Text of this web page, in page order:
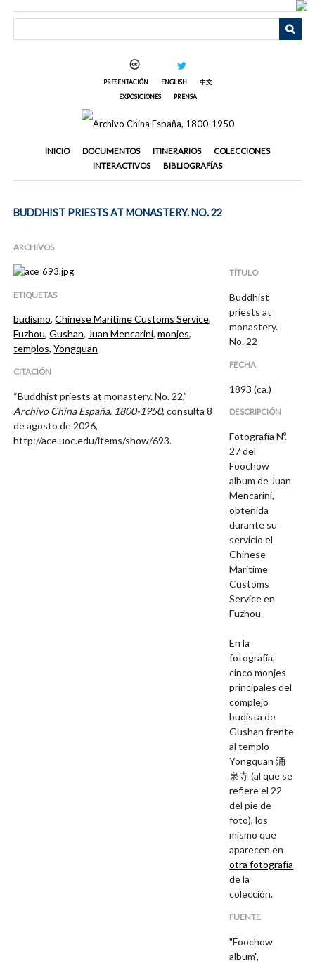
PRESENTACIÓN ENGLISH
中文
EXPOSICIONES
PRENSA
INICIO DOCUMENTOS ITINERARIOS
COLECCIONES
INTERACTIVOS
BIBLIOGRAFÍAS
BUDDHIST PRIESTS AT MONASTERY. NO. 22
ARCHIVOS
ETIQUETAS
budismo,Chinese Maritime Customs Service,
Fuzhou,Gushan,Juan Mencarini,monjes,
templos,Yongquan
CITACIÓN
“Buddhist priests at monastery. No. 22,”
Archivo China España, 1800-1950, consulta 8
de agosto de 2026,
http://ace.uoc.edu/items/show/693.
TÍTULO
Buddhist
priests at
monastery.
No. 22
FECHA
1893 (ca.)
DESCRIPCIÓN
Fotografía Nº.
27 del
Foochow
album de Juan
Mencarini,
obtenida
durante su
servicio el
Chinese
Maritime
Customs
Service en
Fuzhou.
En la
fotografía,
cinco monjes
principales del
complejo
budista de
Gushan frente
al templo
Yongquan 涌
泉寺 (al que se
refiere el 22
del pie de
foto), los
mismo que
aparecen en
otra fotografía
de la
colección.
FUENTE
"Foochow
album",